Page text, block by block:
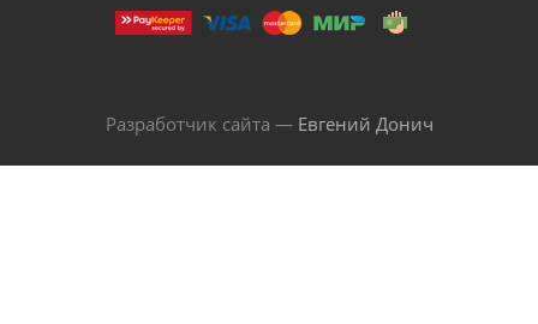
Разработчик сайта — Евгений Донич